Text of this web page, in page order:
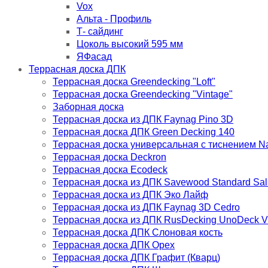
Vox
Альта - Профиль
Т- сайдинг
Цоколь высокий 595 мм
ЯФасад
Террасная доска ДПК
Террасная доска Greendecking "Loft"
Террасная доска Greendecking "Vintage"
Заборная доска
Террасная доска из ДПК Faynag Pino 3D
Террасная доска ДПК Green Decking 140
Террасная доска универсальная с тиснением
Террасная доска Deckron
Террасная доска Ecodeck
Террасная доска из ДПК Savewood Standard
Террасная доска из ДПК Эко Лайф
Террасная доска из ДПК Faynag 3D Cedro
Террасная доска из ДПК RusDecking UnoDeck
Террасная доска ДПК Слоновая кость
Террасная доска ДПК Орех
Террасная доска ДПК Графит (Кварц)